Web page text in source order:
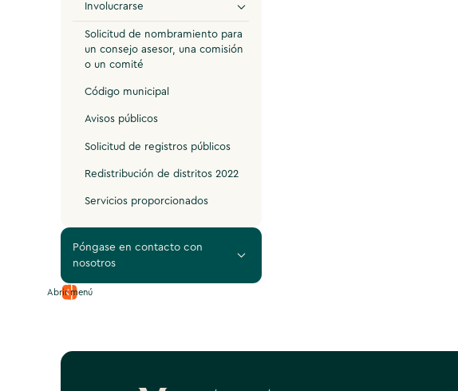
Involucrarse
Solicitud de nombramiento para
un consejo asesor, una comisión
o un comité
Código municipal
Avisos públicos
Solicitud de registros públicos
Redistribución de distritos 2022
Servicios proporcionados
Póngase en contacto con
nosotros
Abrir menú